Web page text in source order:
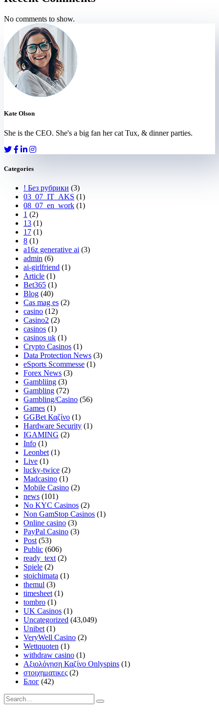
No comments to show.
Kate Olson
She is the CEO. She's a big fan her cat Tux, & dinner parties.
Categories
! Без рубрики (3)
03_07_IT_AKS (1)
08_07_en_work (1)
1 (2)
13 (1)
17 (1)
8 (1)
a16z generative ai (3)
admin (6)
ai-girlfriend (1)
Article (1)
Bet365 (1)
Blog (40)
Cas mag es (2)
casino (12)
Casino2 (2)
casinos (1)
casinos uk (1)
Crypto Casinos (1)
Data Protection News (3)
eSports Scommesse (1)
Forex News (3)
Gambliing (3)
Gambling (72)
Gambling/Casino (56)
Games (1)
GGBet Καζίνο (1)
Hardware Security (1)
IGAMING (2)
Info (1)
Leonbet (1)
Live (1)
lucky-twice (2)
Madcasino (1)
Mobile Casino (2)
news (101)
No KYC Casinos (2)
Non GamStop Casinos (1)
Online casino (3)
PayPal Casino (3)
Post (53)
Public (606)
ready_text (2)
Spiele (2)
stoichimata (1)
themul (3)
timesheet (1)
tombro (1)
UK Casinos (1)
Uncategorized (43,049)
Unibet (1)
VeryWell Casino (2)
Wettquoten (1)
withdraw casino (1)
Αξιολόγηση Καζίνο Onlyspins (1)
στοιχηματικες (2)
Блог (42)